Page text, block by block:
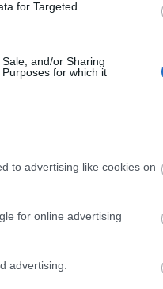
for Targeted
and/or Sharing
for which it
to advertising like cookies on
for online advertising
advertising.
«Ένας